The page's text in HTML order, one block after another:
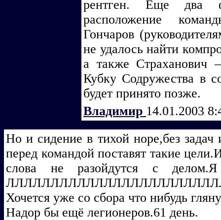
рентген. Еще два
расположение
Гончаров
не удалось найти
а также Страханович
Кубку Содружества в
будет принято позже.
Владимир 14.01.2003
Но и сидение в тихой норе,без задач
перед командой поставят такие
слова не разойдутся с
Хочется уже со сбора что нибудь
Надор бы ещё легионеров.61 день.